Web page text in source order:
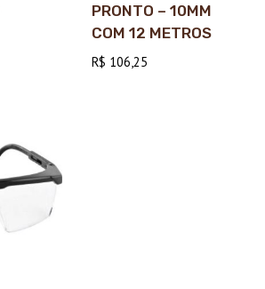
PRONTO – 10MM
COM 12 METROS
R$ 106,25